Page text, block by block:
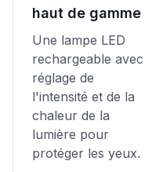
haut de gamme
Une lampe LED
rechargeable avec
réglage de
l'intensité et de la
chaleur de la
lumière pour
protéger les yeux.